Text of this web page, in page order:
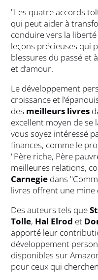
"Les quatre accords
qui peut aider à
conduire vers la
leçons précieuses qui
blessures du passé et
et d’amour.
Le développement
croissance et
des meilleurs livres
excellent moyen de se
vous soyez intéressé
finances, comme le
"Père riche, Père
meilleures relations,
Carnegie dans
livres offrent une mine
Des auteurs tels que
Tolle, Hal Elrod et
apporté leur
développement
disponibles sur
pour ceux qui